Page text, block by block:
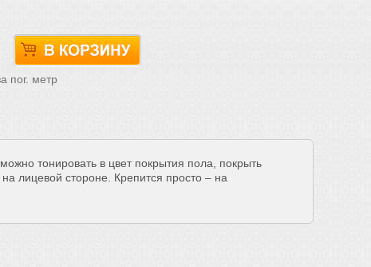
пог. метр
тонировать в цвет покрытия пола, покрыть
лицевой стороне. Крепится просто – на